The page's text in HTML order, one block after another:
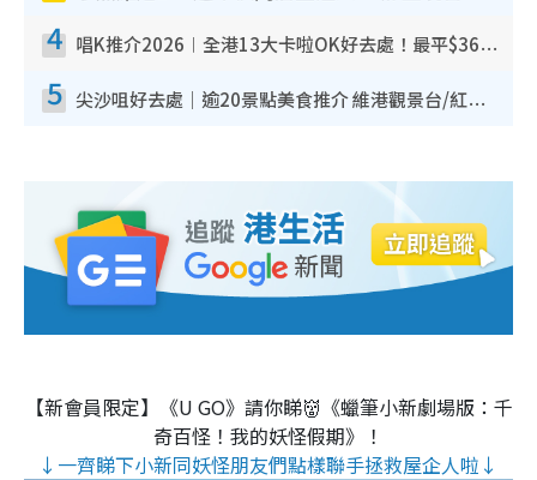
4 唱K推介2026︱全港13大卡啦OK好去處！最平$36起 日文K都有！(附地址+收費詳情)
5 尖沙咀好去處｜逾20景點美食推介 維港觀景台/紅磚古蹟/九龍公園/室內遊樂場
【新會員限定】《U GO》請你睇👹《蠟筆小新劇場版：千
奇百怪！我的妖怪假期》！
↓一齊睇下小新同妖怪朋友們點樣聯手拯救屋企人啦↓